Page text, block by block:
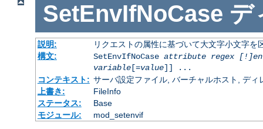
SetEnvIfNoCase デ
説明:
リクエストの属性に基づいて大文字小文字を
構文:
SetEnvIfNoCase attribute regex
variable[=value]] ...
コンテキスト: サーバ設定ファイル, バーチャルホスト, ディ
上書き:
FileInfo
ステータス:
Base
モジュール:
mod_setenvif